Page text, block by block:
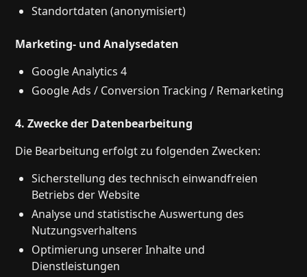
Standortdaten (anonymisiert)
Marketing- und Analysedaten
Google Analytics 4
Google Ads / Conversion Tracking / Remarketing
4. Zwecke der Datenbearbeitung
Die Bearbeitung erfolgt zu folgenden Zwecken:
Sicherstellung des technisch einwandfreien
Betriebs der Website
Analyse und statistische Auswertung des
Nutzungsverhaltens
Optimierung unserer Inhalte und
Dienstleistungen